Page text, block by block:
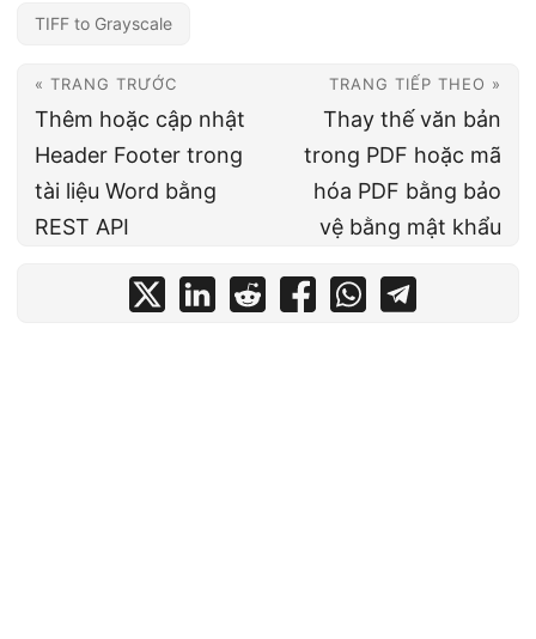
TIFF to Grayscale
« TRANG TRƯỚC
Thêm hoặc cập nhật
Header Footer trong
tài liệu Word bằng
REST API
TRANG TIẾP THEO »
Thay thế văn bản
trong PDF hoặc mã
hóa PDF bằng bảo
vệ bằng mật khẩu